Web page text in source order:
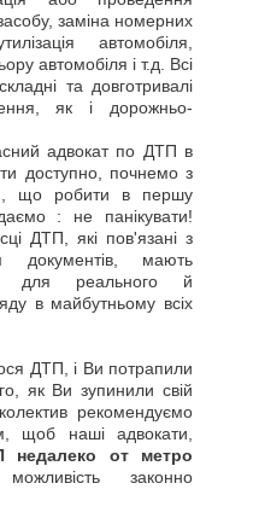
заміна номерних
автомобіля,
автомобіля і т.д. Всі
та довготривалі
як і дорожньо-
адвокат по ДТП в
доступно, почнемо з
що робити в першу
: не панікувати!
ДТП, які пов'язані з
документів, мають
для реального й
в майбутньому всіх
ДТП, і Ви потрапили
як Ви зупинили свій
рекомендуємо
щоб наші адвокати,
от метро
законно